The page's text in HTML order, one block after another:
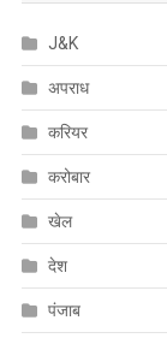
J&K
अपराध
करियर
करोबार
खेल
देश
पंजाब